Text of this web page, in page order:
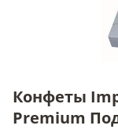
Конфеты
Premium